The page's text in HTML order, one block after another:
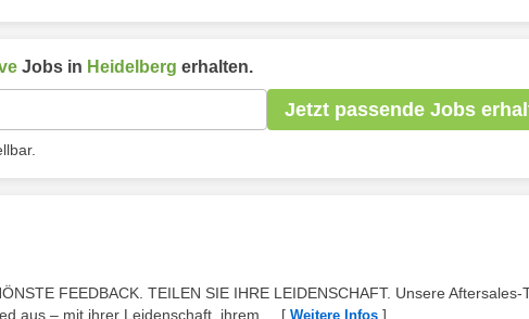
Jobs in Heidelberg erhalten.
Jetzt passende Jobs
FEEDBACK. TEILEN SIE IHRE LEIDENSCHAFT. Unsere Aftersales-
aus – mit ihrer Leidenschaft, ihrem ...
[ Weitere Infos ]